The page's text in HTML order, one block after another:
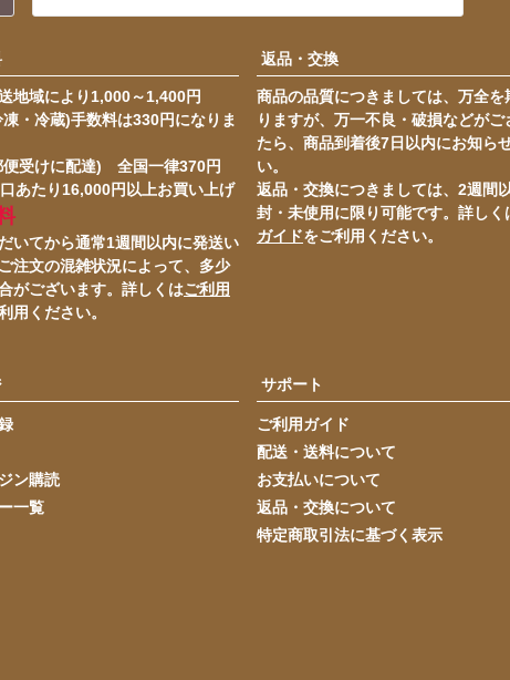
地域により1,000～1,400円
・冷蔵)手数料は330円になりま
便受けに配達) 全国一律370円
あたり16,000円以上お買い上げ
いてから通常1週間以内に発送い
注文の混雑状況によって、多少
がございます。詳しくはご利用
用ください。
返品・交換
商品の品質につきましては、万全を
りますが、万一不良・破損などがご
たら、商品到着後7日以内にお知ら
い。
返品・交換につきましては、2週間
封・未使用に限り可能です。詳しく
ガイドをご利用ください。
ン購読
一覧
サポート
ご利用ガイド
配送・送料について
お支払いについて
返品・交換について
特定商取引法に基づく表示